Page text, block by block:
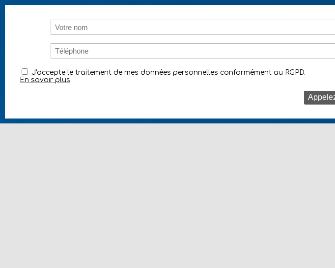
J'accepte le traitement de mes données personnelles conformément au RGPD.
En savoir plus